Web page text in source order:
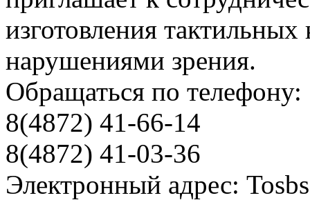
изготовления
нарушениями зрения.
Обращаться по телефону:
8(4872) 41-66-14
8(4872) 41-03-36
Электронный адрес: